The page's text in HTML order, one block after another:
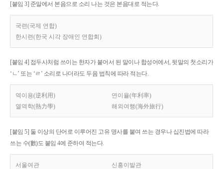
[붙임 3] 준말에서 본음으로 소리 나는 것은 본음대로 적는다.
국련(국제 연합)
한시련(한국 시각 장애인 연합회)
[붙임 4] 접두사처럼 쓰이는 한자가 붙어서 된 말이나 합성어에서, 뒷말의 첫소리가
‘ㄴ’ 또는 ‘ㄹ’ 소리로 나더라도 두음 법칙에 따라 적는다.
역이용(逆利用)
연이율(年利率)
열역학(熱力學)
해외여행(海外旅行)
[붙임 5] 둘 이상의 단어로 이루어진 고유 명사를 붙여 쓰는 경우나 십진법에 따라
쓰는 수(數)도 붙임 4에 준하여 적는다.
서울여관 신흥이발관